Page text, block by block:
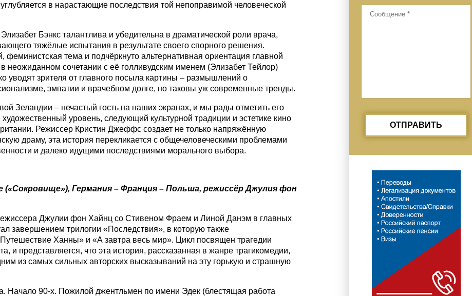
в нарастающие последствия той непоправимой человеческой
Бэнкс талантлива и убедительна в драматической роли врача,
тяжёлые испытания в результате своего спорного решения.
феминистская тема и подчёркнуто альтернативная ориентация главной
в неожиданном сочетании с её голливудским именем (Элизабет Тейлор)
уводят зрителя от главного посыла картины – размышлений о
эмпатии и врачебном долге, но таковы уж современные тренды.
Зеландии – нечастый гость на наших экранах, и мы рады отметить его
уровень, следующий культурной традиции и эстетике кино
Режиссер Кристин Джеффс создает не только напряжённую
драму, эта история перекликается с общечеловеческими проблемами
и далеко идущими последствиями морального выбора.
(«Сокровище»), Германия – Франция – Польша, режиссёр Джулия фон
Джулии фон Хайнц со Стивеном Фраем и Линой Данэм в главных
завершением трилогии «Последствия», в которую также
Ханны» и «А завтра весь мир». Цикл посвящен трагедии
и представляется, что эта история, рассказанная в жанре трагикомедии,
из самых сильных авторских высказываний на эту горькую и страшную
Начало 90-х. Пожилой джентльмен по имени Эдек (блестящая работа
ОТПРАВИТЬ